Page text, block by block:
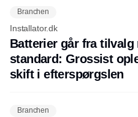
Branchen
Installator.dk
Batterier går fra tilvalg
standard: Grossist
skift i efterspørgslen
Branchen